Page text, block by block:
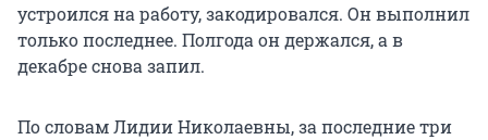
устроился на работу, закодировался. Он выполнил
только последнее. Полгода он держался, а в
декабре снова запил.
По словам Лидии Николаевны, за последние три